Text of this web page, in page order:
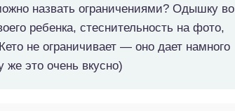
назвать ограничениями? Одышку
ребенка, стеснительность на фото,
не ограничивает — оно дает намного
это очень вкусно)